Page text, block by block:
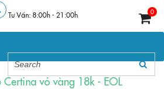
Tư Vấn: 8:00h - 21:00h 0
vỏ vàng 18k - EOL